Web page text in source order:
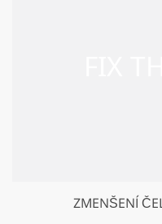
ZMENŠENÍ